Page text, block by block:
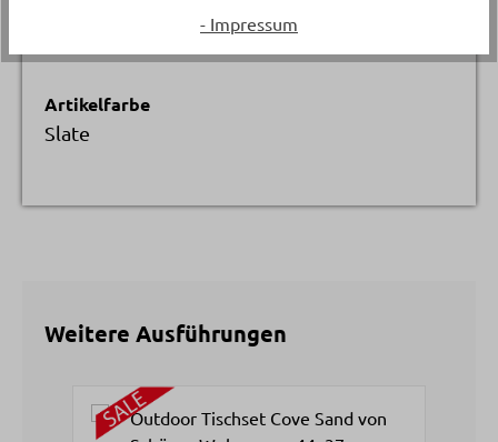
Artikelfarbe
Slate
Weitere Ausführungen
Produktgalerie überspringen
- Impressum